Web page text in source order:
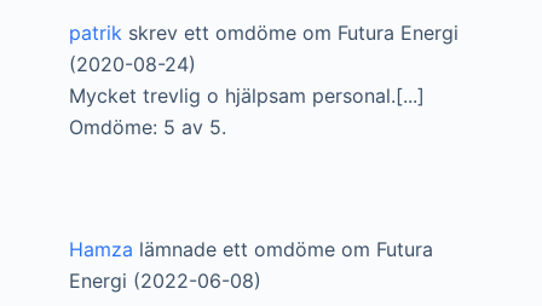
patrikskrev ett omdöme om Futura Energi
(2020-08-24)
Mycket trevlig o hjälpsam personal.[...]
Omdöme: 5 av 5.
Hamza lämnade ett omdöme om Futura
Energi (2022-06-08)